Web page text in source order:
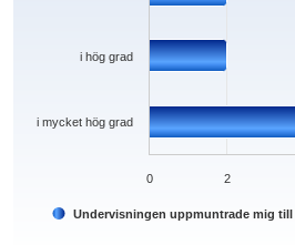
Undervisningen uppmuntrade mig
i mycket hög grad
i hög grad
0 2